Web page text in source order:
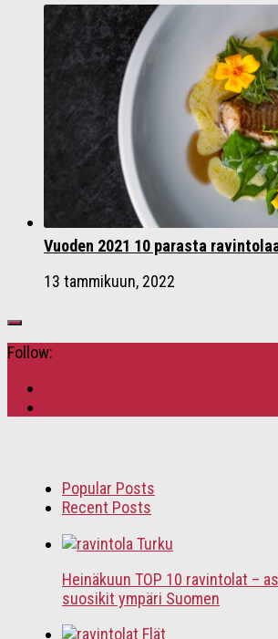
Vuoden 2021 10 parasta
13 tammikuun, 2022
Follow:
Popular Posts
Recent Posts
Heinäkuun TOP 10 ravintolat –
suosikit ympäri Suomen